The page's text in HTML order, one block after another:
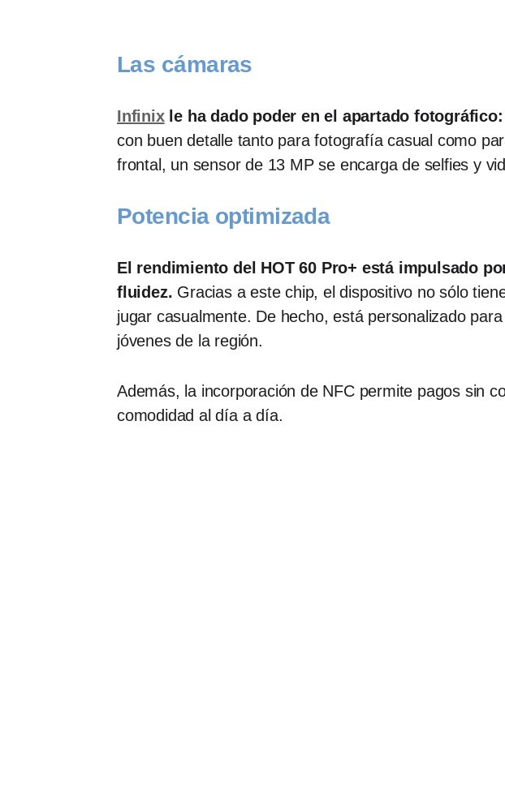
Las cámaras
Infinixle ha dado poder en el apartado
con buen detalle tanto para fotografía casual como
frontal, un sensor de 13 MP se encarga de selfies y
Potencia optimizada
El rendimiento del HOT 60 Pro+ está impulsado
fluidez. Gracias a este chip, el dispositivo no sólo
jugar casualmente. De hecho, está personalizado
jóvenes de la región.
Además, la incorporación de NFC permite pagos sin
comodidad al día a día.